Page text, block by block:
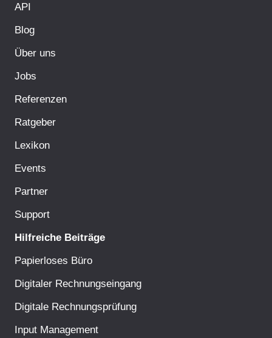
API
Blog
Über uns
Jobs
Referenzen
Ratgeber
Lexikon
Events
Partner
Support
Hilfreiche Beiträge
Papierloses Büro
Digitaler Rechnungseingang
Digitale Rechnungsprüfung
Input Management